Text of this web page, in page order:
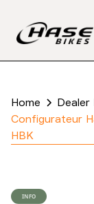
Home
Dealer
Configurateur
HBK
INFO